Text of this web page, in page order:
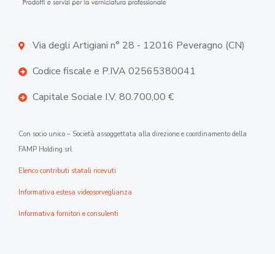
Via degli Artigiani n° 28 - 12016 Peveragno (CN)
Codice fiscale e P.IVA 02565380041
Capitale Sociale I.V. 80.700,00 €
Con socio unico – Società assoggettata alla direzione e coordinamento della
FAMP Holding srl
Elenco contributi statali ricevuti
Informativa estesa videosorveglianza
Informativa fornitori e consulenti